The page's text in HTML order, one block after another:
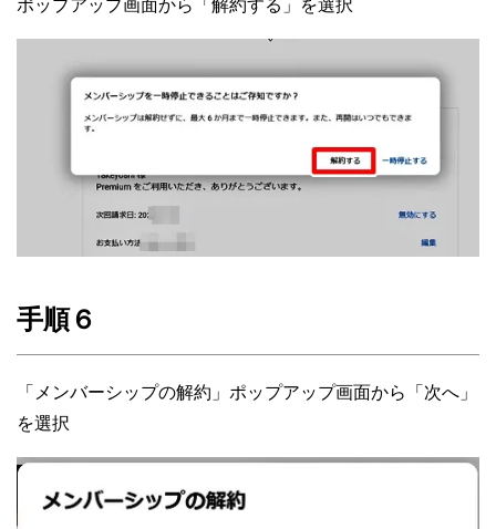
ポップアップ画面から「解約する」を選択
手順６
「メンバーシップの解約」ポップアップ画面から「次へ」
を選択